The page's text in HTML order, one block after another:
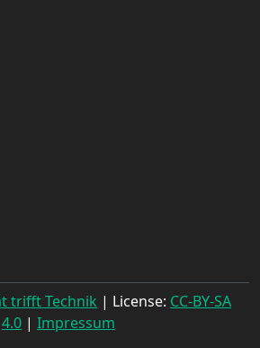
trifft Technik | License: CC-BY-SA
4.0 | Impressum